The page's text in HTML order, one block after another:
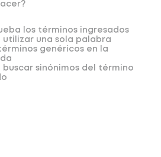
los términos ingresados
utilizar una sola palabra
genéricos en la
buscar sinónimos del término